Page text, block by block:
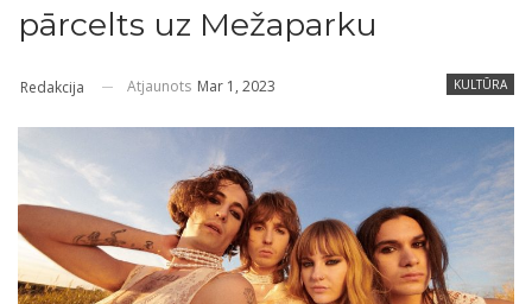
pārcelts uz Mežaparku
KULTŪRA
Redakcija Atjaunots Mar 1, 2023